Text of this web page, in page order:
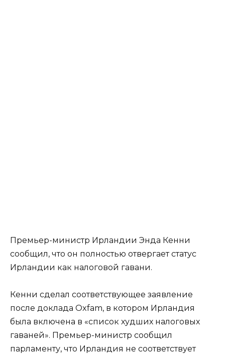
Премьер-министр Ирландии Энда Кенни
сообщил, что он полностью отвергает статус
Ирландии как налоговой гавани.
Кенни сделал соответствующее заявление
после доклада Oxfam, в котором Ирландия
была включена в «список худших налоговых
гаваней». Премьер-министр сообщил
парламенту, что Ирландия не соответствует